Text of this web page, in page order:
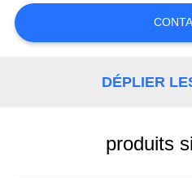
DEMANDE
DE
SOUMISSION
DÉPLIER
produits